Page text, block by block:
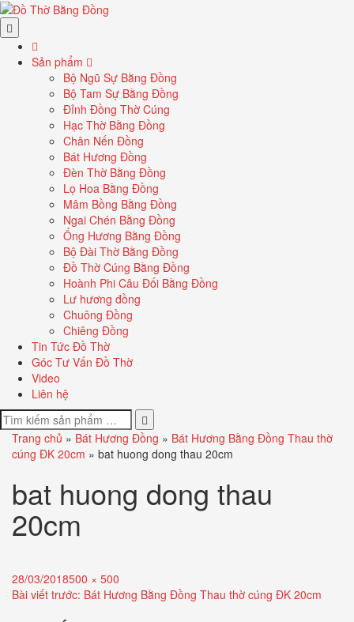
Sản phẩm
Bộ Ngũ Sự Bằng Đồng
Bộ Tam Sự Bằng Đồng
Đỉnh Đồng Thờ Cúng
Hạc Thờ Bằng Đồng
Chân Nến Đồng
Bát Hương Đồng
Đèn Thờ Bằng Đồng
Lọ Hoa Bằng Đồng
Mâm Bồng Bằng Đồng
Ngai Chén Bằng Đồng
Ống Hương Bằng Đồng
Bộ Đài Thờ Bằng Đồng
Đồ Thờ Cúng Bằng Đồng
Hoành Phi Câu Đối Bằng Đồng
Lư hương đồng
Chuông Đồng
Chiêng Đồng
Tin Tức Đồ Thờ
Góc Tư Vấn Đồ Thờ
Video
Liên hệ
Trang chủ » Bát Hương Đồng » Bát Hương Bằng Đồng Thau thờ
cúng ĐK 20cm » bat huong dong thau 20cm
bat huong dong thau
20cm
Đăng
ngày:
28/03/2018Full
size
500 × 500
Điều
Bài viết trước: Bát Hương Bằng Đồng Thau thờ cúng ĐK 20cm